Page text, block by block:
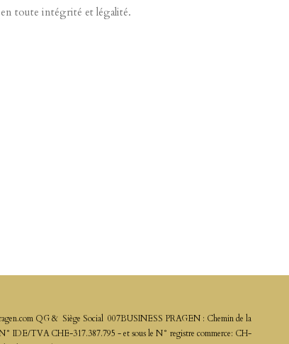
toute intégrité et légalité.
QG & Siège Social 007BUSINESS PRAGEN : Chemin de la
IDE/TVA CHE-317.387.795 - et sous le N° registre commerce: CH-